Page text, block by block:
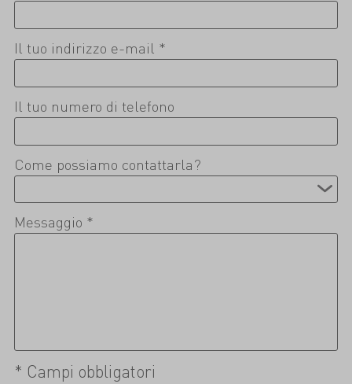
Il tuo indirizzo e-mail *
Il tuo numero di telefono
Come possiamo contattarla?
Messaggio *
* Campi obbligatori